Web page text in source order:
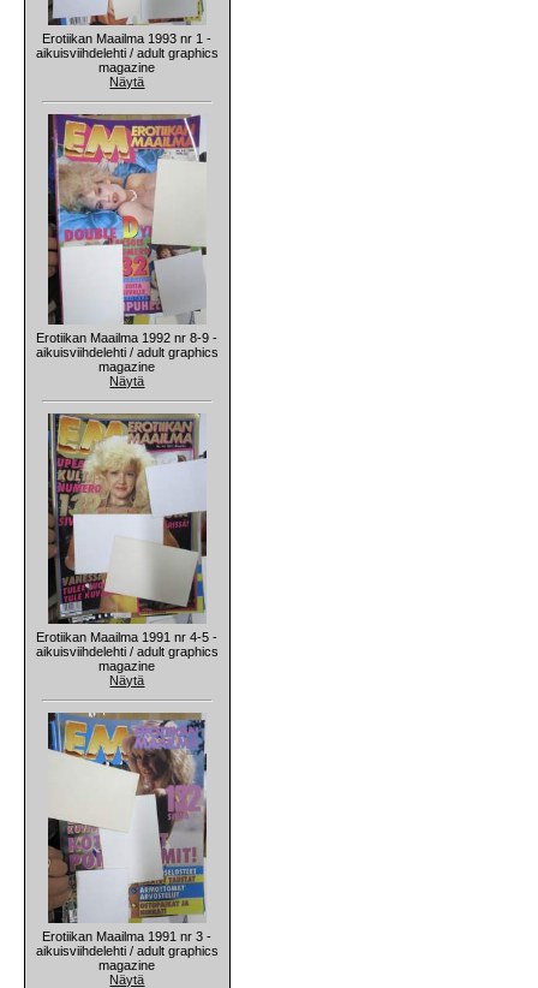
Erotiikan Maailma 1993 nr 1 -
aikuisviihdelehti / adult graphics
magazine
Näytä
Erotiikan Maailma 1992 nr 8-9 -
aikuisviihdelehti / adult graphics
magazine
Näytä
Erotiikan Maailma 1991 nr 4-5 -
aikuisviihdelehti / adult graphics
magazine
Näytä
Erotiikan Maailma 1991 nr 3 -
aikuisviihdelehti / adult graphics
magazine
Näytä